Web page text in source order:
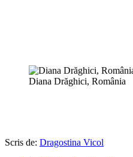
Diana Drăghici, România
Scris de: Dragostina Vicol